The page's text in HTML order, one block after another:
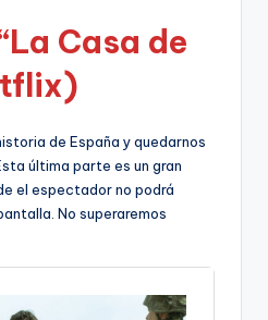
Casa de
de España y quedarnos
última parte es un gran
el espectador no podrá
No superaremos